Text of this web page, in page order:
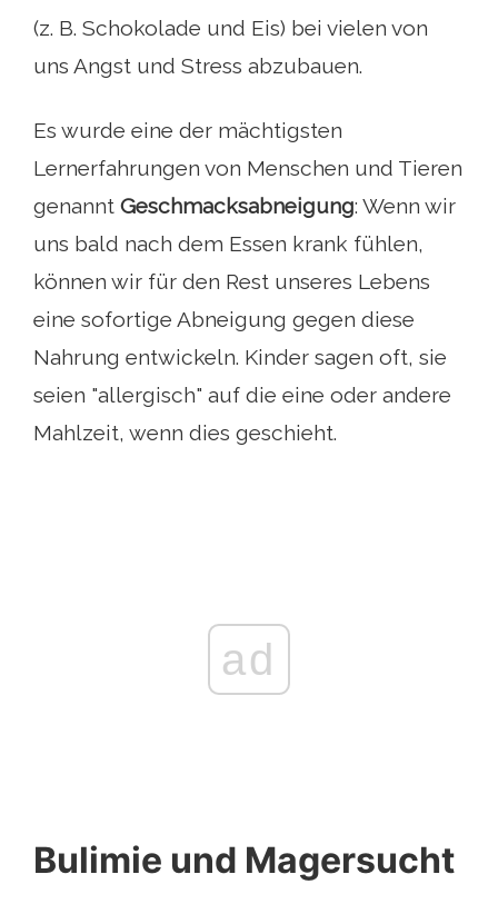
(z. B. Schokolade und Eis) bei vielen von
uns Angst und Stress abzubauen.
Es wurde eine der mächtigsten
Lernerfahrungen von Menschen und Tieren
genannt Geschmacksabneigung: Wenn wir
uns bald nach dem Essen krank fühlen,
können wir für den Rest unseres Lebens
eine sofortige Abneigung gegen diese
Nahrung entwickeln. Kinder sagen oft, sie
seien "allergisch" auf die eine oder andere
Mahlzeit, wenn dies geschieht.
ad
Bulimie und Magersucht